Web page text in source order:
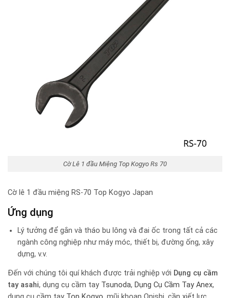
Cờ Lê 1 đầu Miệng Top Kogyo Rs 70
Cờ lê 1 đầu miệng RS-70 Top Kogyo Japan
Ứng dụng
Lý tưởng để gắn và tháo bu lông và đai ốc trong tất cả các
ngành công nghiệp như máy móc, thiết bị, đường ống, xây
dựng, v.v.
Đến với chúng tôi quí khách được trải nghiệp với Dụng cụ cầm
tay asahi, dụng cụ cầm tay Tsunoda, Dụng Cụ Cầm Tay Anex,